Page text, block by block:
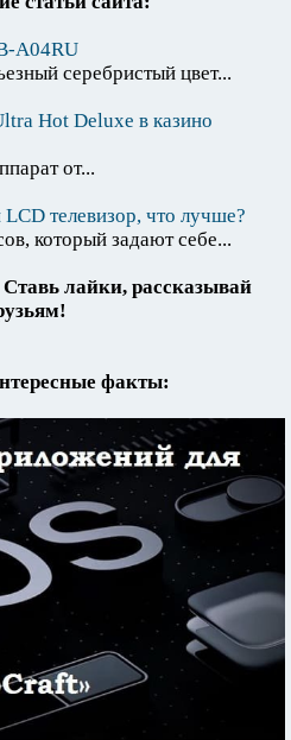
A04RU
серебристый цвет...
Hot Deluxe в казино
от...
телевизор, что лучше?
который задают себе...
лайки, рассказывай
факты: